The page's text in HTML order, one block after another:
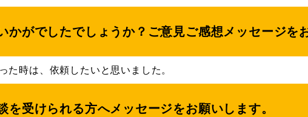
かがでしたでしょうか？ご意見ご感想メッセージを
た時は、依頼したいと思いました。
を受けられる方へメッセージをお願いします。